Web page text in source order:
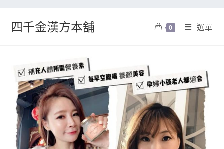
四千金漢方本舖 0 選單